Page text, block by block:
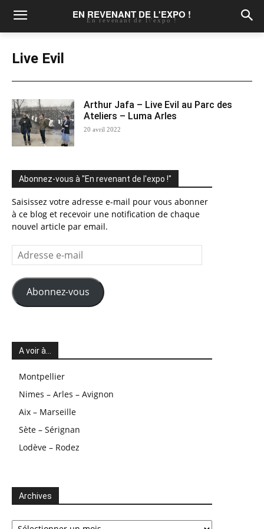
EN REVENANT DE L'EXPO !
En revenant de l\'expo !
Live Evil
Arthur Jafa – Live Evil au Parc des
Ateliers – Luma Arles
20 avril 2022
Abonnez-vous à "En revenant de l'expo !"
Saisissez votre adresse e-mail pour vous abonner
à ce blog et recevoir une notification de chaque
nouvel article par email.
Adresse
e-
mail
Abonnez-vous
A voir à…
Montpellier
Nimes – Arles – Avignon
Aix – Marseille
Sète – Sérignan
Lodève – Rodez
Archives
Archives